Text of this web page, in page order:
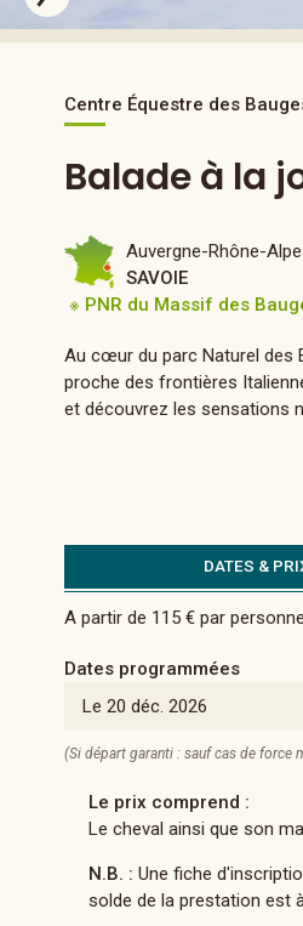
Centre Équestre des
Balade à la
Auvergne-Rhône-
SAVOIE
※ PNR du Massif des
Au cœur du parc Naturel des
proche des frontières
et découvrez les sensations
DATES &
A partir de 115 € par personne
Dates programmées
Le 20 déc. 2026
(Si départ garanti : sauf cas de force
Le prix comprend :
Le cheval ainsi que son
N.B. : Une fiche
solde de la prestation est